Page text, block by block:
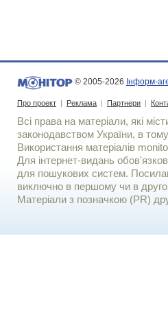
© 2005-2026 Інформ-
Про проект | Реклама | Партнери |
Всі права на матеріали, які
законодавством України, в
Використання матерiалiв
Для iнтернет-видань
для пошукових систем.
виключно в першому чи в
Матеріали з позначкою (PR)